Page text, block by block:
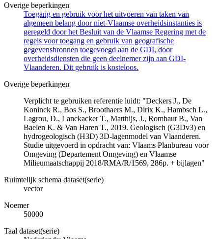
Overige beperkingen
Toegang en gebruik voor het uitvoeren van taken van
algemeen belang door niet-Vlaamse overheidsinstanties is
geregeld door het Besluit van de Vlaamse Regering met de
regels voor toegang en gebruik van geografische
gegevensbronnen toegevoegd aan de GDI, door
overheidsdiensten die geen deelnemer zijn aan GDI-
Vlaanderen. Dit gebruik is kosteloos.
Overige beperkingen
Verplicht te gebruiken referentie luidt: "Deckers J., De
Koninck R., Bos S., Broothaers M., Dirix K., Hambsch L.,
Lagrou, D., Lanckacker T., Matthijs, J., Rombaut B., Van
Baelen K. & Van Haren T., 2019. Geologisch (G3Dv3) en
hydrogeologisch (H3D) 3D-lagenmodel van Vlaanderen.
Studie uitgevoerd in opdracht van: Vlaams Planbureau voor
Omgeving (Departement Omgeving) en Vlaamse
Milieumaatschappij 2018/RMA/R/1569, 286p. + bijlagen"
Ruimtelijk schema dataset(serie)
vector
Noemer
50000
Taal dataset(serie)